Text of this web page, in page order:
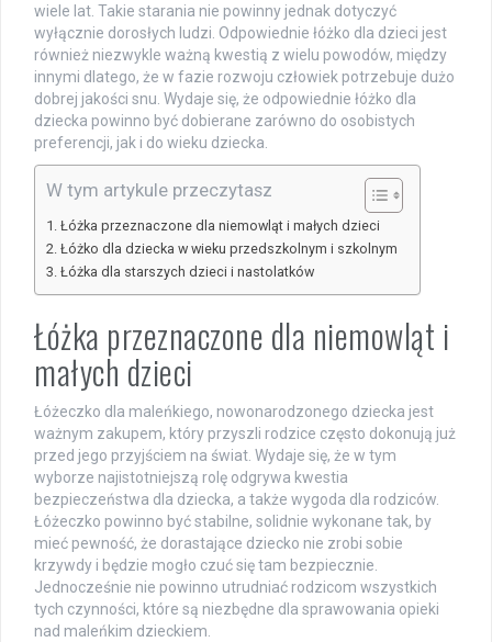
wiele lat. Takie starania nie powinny jednak dotyczyć
wyłącznie dorosłych ludzi. Odpowiednie łóżko dla dzieci jest
również niezwykle ważną kwestią z wielu powodów, między
innymi dlatego, że w fazie rozwoju człowiek potrzebuje dużo
dobrej jakości snu. Wydaje się, że odpowiednie łóżko dla
dziecka powinno być dobierane zarówno do osobistych
preferencji, jak i do wieku dziecka.
W tym artykule przeczytasz
Łóżka przeznaczone dla niemowląt i małych dzieci
Łóżko dla dziecka w wieku przedszkolnym i szkolnym
Łóżka dla starszych dzieci i nastolatków
Łóżka przeznaczone dla niemowląt i
małych dzieci
Łóżeczko dla maleńkiego, nowonarodzonego dziecka jest
ważnym zakupem, który przyszli rodzice często dokonują już
przed jego przyjściem na świat. Wydaje się, że w tym
wyborze najistotniejszą rolę odgrywa kwestia
bezpieczeństwa dla dziecka, a także wygoda dla rodziców.
Łóżeczko powinno być stabilne, solidnie wykonane tak, by
mieć pewność, że dorastające dziecko nie zrobi sobie
krzywdy i będzie mogło czuć się tam bezpiecznie.
Jednocześnie nie powinno utrudniać rodzicom wszystkich
tych czynności, które są niezbędne dla sprawowania opieki
nad maleńkim dzieckiem.